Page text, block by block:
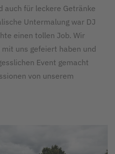
auch für leckere Getränke
Untermalung war DJ
einen tollen Job. Wir
uns gefeiert haben und
Event gemacht
von unserem